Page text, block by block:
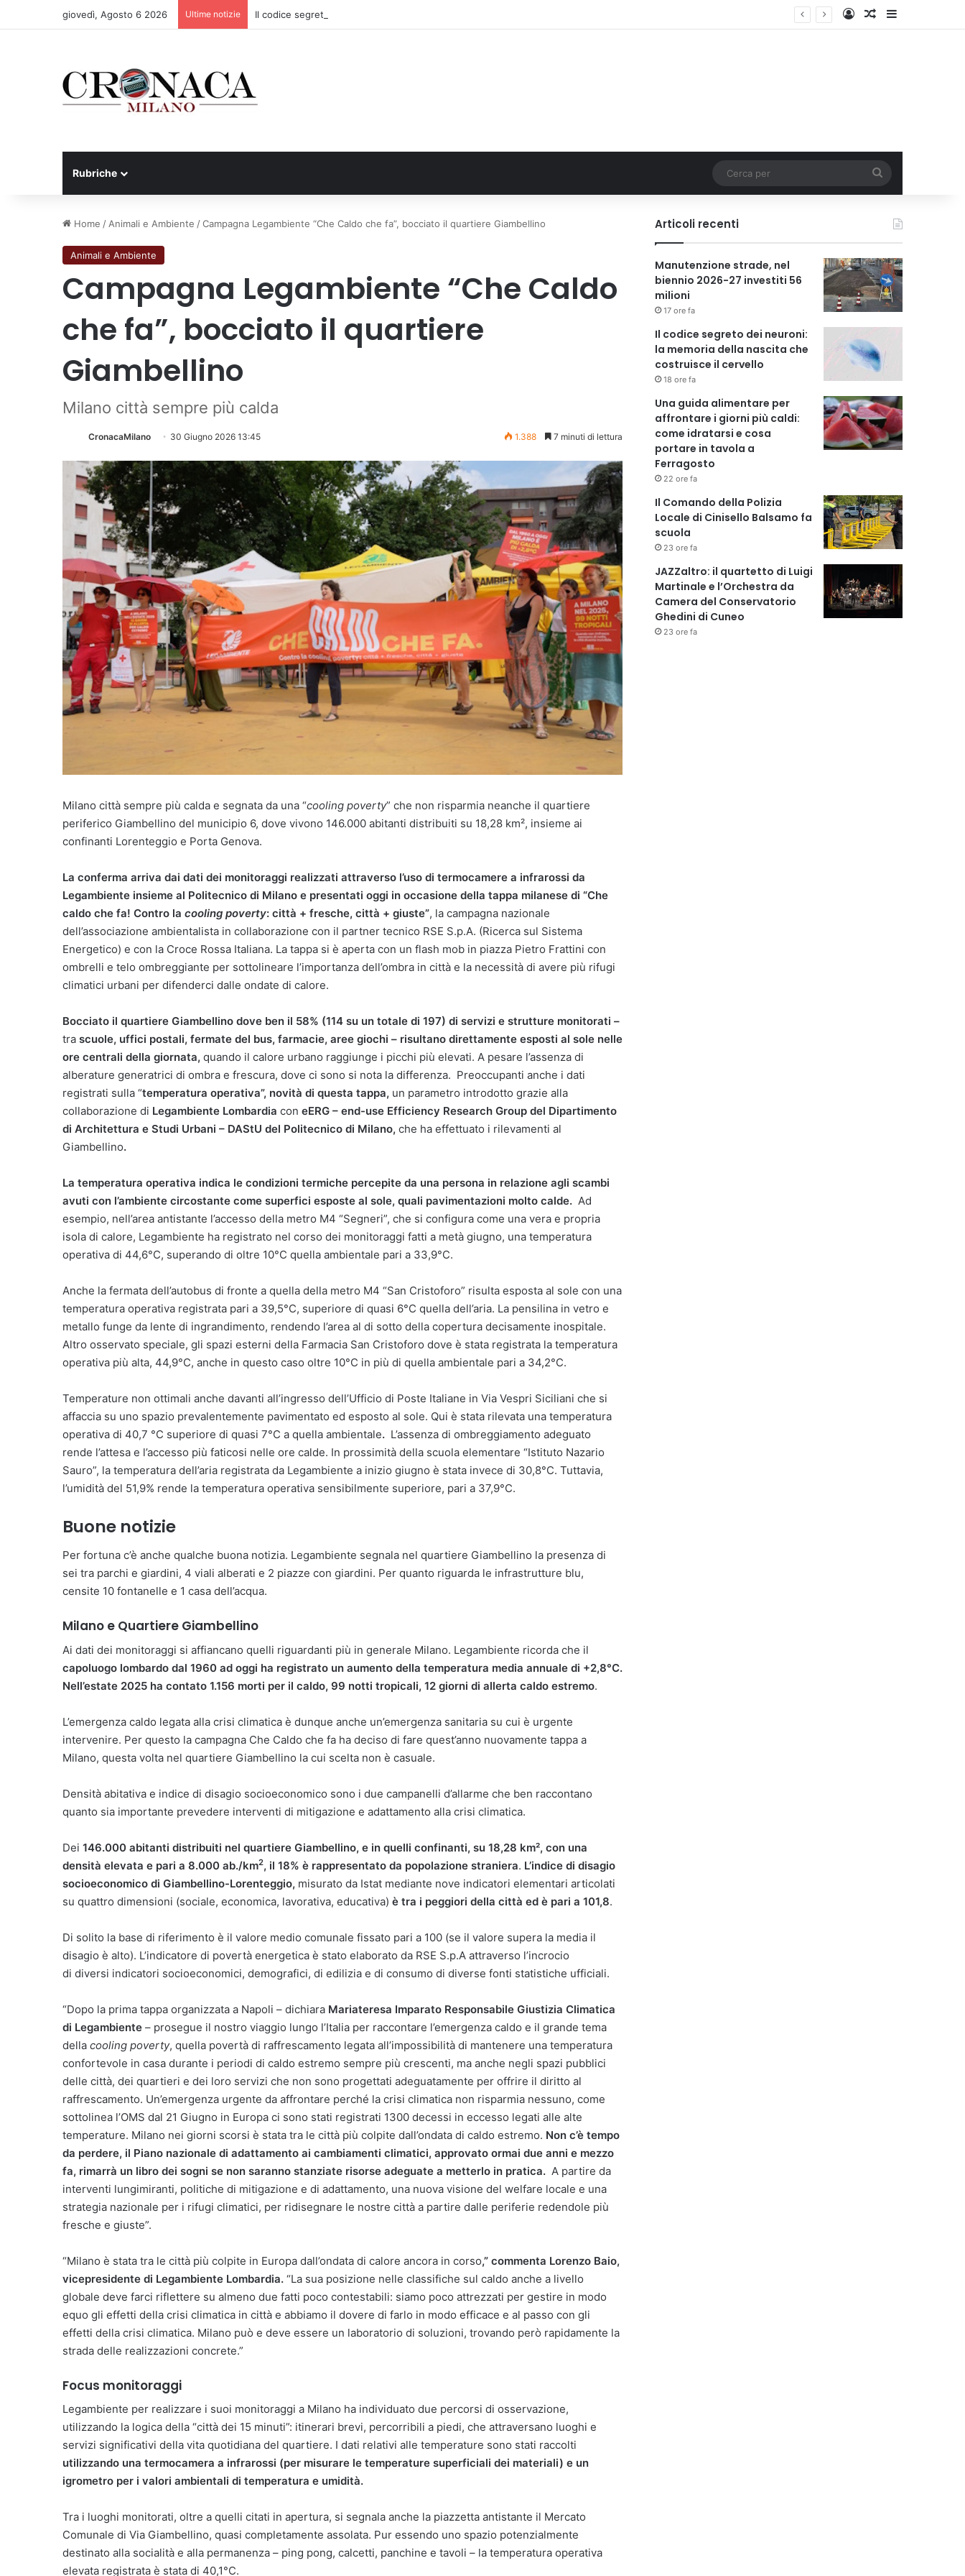
giovedì, Agosto 6 2026 Ultime notizie Il codice segreto dei neuroni: la memoria della nascita che costruisce il cervello AccediUn articolo a
Rubriche
per
Home / Animali e Ambiente /Campagna Legambiente “Che Caldo che fa”, bocciato il quartiere Giambellino
Animali e Ambiente
Campagna Legambiente “Che Caldo
che fa”, bocciato il quartiere
Giambellino
Milano città sempre più calda
CronacaMilano 30 Giugno 2026 13:45 1.388 7 minuti di lettura
Milano città sempre più calda e segnata da una “cooling poverty” che non risparmia neanche il quartiere
periferico Giambellino del municipio 6, dove vivono 146.000 abitanti distribuiti su 18,28 km², insieme ai
confinanti Lorenteggio e Porta Genova.
La conferma arriva dai dati dei monitoraggi realizzati attraverso l’uso di termocamere a infrarossi da
Legambiente insieme al Politecnico di Milano e presentati oggi in occasione della tappa milanese di “Che
caldo che fa! Contro la cooling poverty: città + fresche, città + giuste”, la campagna nazionale
dell’associazione ambientalista in collaborazione con il partner tecnico RSE S.p.A. (Ricerca sul Sistema
Energetico) e con la Croce Rossa Italiana. La tappa si è aperta con un flash mob in piazza Pietro Frattini con
ombrelli e telo ombreggiante per sottolineare l’importanza dell’ombra in città e la necessità di avere più rifugi
climatici urbani per difenderci dalle ondate di calore.
Bocciato il quartiere Giambellino dove ben il 58% (114 su un totale di 197) di servizi e strutture monitorati –
tra scuole, uffici postali, fermate del bus, farmacie, aree giochi – risultano direttamente esposti al sole nelle
ore centrali della giornata, quando il calore urbano raggiunge i picchi più elevati. A pesare l’assenza di
alberature generatrici di ombra e frescura, dove ci sono si nota la differenza. Preoccupanti anche i dati
registrati sulla “temperatura operativa”, novità di questa tappa, un parametro introdotto grazie alla
collaborazione di Legambiente Lombardia con eERG – end-use Efficiency Research Group del Dipartimento
di Architettura e Studi Urbani – DAStU del Politecnico di Milano, che ha effettuato i rilevamenti al
Giambellino.
La temperatura operativa indica le condizioni termiche percepite da una persona in relazione agli scambi
avuti con l’ambiente circostante come superfici esposte al sole, quali pavimentazioni molto calde. Ad
esempio, nell’area antistante l’accesso della metro M4 “Segneri”, che si configura come una vera e propria
isola di calore, Legambiente ha registrato nel corso dei monitoraggi fatti a metà giugno, una temperatura
operativa di 44,6°C, superando di oltre 10°C quella ambientale pari a 33,9°C.
Anche la fermata dell’autobus di fronte a quella della metro M4 “San Cristoforo” risulta esposta al sole con una
temperatura operativa registrata pari a 39,5°C, superiore di quasi 6°C quella dell’aria. La pensilina in vetro e
metallo funge da lente di ingrandimento, rendendo l’area al di sotto della copertura decisamente inospitale.
Altro osservato speciale, gli spazi esterni della Farmacia San Cristoforo dove è stata registrata la temperatura
operativa più alta, 44,9°C, anche in questo caso oltre 10°C in più di quella ambientale pari a 34,2°C.
Temperature non ottimali anche davanti all’ingresso dell’Ufficio di Poste Italiane in Via Vespri Siciliani che si
affaccia su uno spazio prevalentemente pavimentato ed esposto al sole. Qui è stata rilevata una temperatura
operativa di 40,7 °C superiore di quasi 7°C a quella ambientale. L’assenza di ombreggiamento adeguato
rende l’attesa e l’accesso più faticosi nelle ore calde. In prossimità della scuola elementare “Istituto Nazario
Sauro”, la temperatura dell’aria registrata da Legambiente a inizio giugno è stata invece di 30,8°C. Tuttavia,
l’umidità del 51,9% rende la temperatura operativa sensibilmente superiore, pari a 37,9°C.
Buone notizie
Per fortuna c’è anche qualche buona notizia. Legambiente segnala nel quartiere Giambellino la presenza di
sei tra parchi e giardini, 4 viali alberati e 2 piazze con giardini. Per quanto riguarda le infrastrutture blu,
censite 10 fontanelle e 1 casa dell’acqua.
Milano e Quartiere Giambellino
Ai dati dei monitoraggi si affiancano quelli riguardanti più in generale Milano. Legambiente ricorda che il
capoluogo lombardo dal 1960 ad oggi ha registrato un aumento della temperatura media annuale di +2,8°C.
Nell’estate 2025 ha contato 1.156 morti per il caldo, 99 notti tropicali, 12 giorni di allerta caldo estremo.
L’emergenza caldo legata alla crisi climatica è dunque anche un’emergenza sanitaria su cui è urgente
intervenire. Per questo la campagna Che Caldo che fa ha deciso di fare quest’anno nuovamente tappa a
Milano, questa volta nel quartiere Giambellino la cui scelta non è casuale.
Densità abitativa e indice di disagio socioeconomico sono i due campanelli d’allarme che ben raccontano
quanto sia importante prevedere interventi di mitigazione e adattamento alla crisi climatica.
Dei 146.000 abitanti distribuiti nel quartiere Giambellino, e in quelli confinanti, su 18,28 km², con una
densità elevata e pari a 8.000 ab./km2, il 18% è rappresentato da popolazione straniera. L’indice di disagio
socioeconomico di Giambellino-Lorenteggio, misurato da Istat mediante nove indicatori elementari articolati
su quattro dimensioni (sociale, economica, lavorativa, educativa) è tra i peggiori della città ed è pari a 101,8.
Di solito la base di riferimento è il valore medio comunale fissato pari a 100 (se il valore supera la media il
disagio è alto). L’indicatore di povertà energetica è stato elaborato da RSE S.p.A attraverso l’incrocio
di diversi indicatori socioeconomici, demografici, di edilizia e di consumo di diverse fonti statistiche ufficiali.
“Dopo la prima tappa organizzata a Napoli – dichiara Mariateresa Imparato Responsabile Giustizia Climatica
di Legambiente – prosegue il nostro viaggio lungo l’Italia per raccontare l’emergenza caldo e il grande tema
della cooling poverty, quella povertà di raffrescamento legata all’impossibilità di mantenere una temperatura
confortevole in casa durante i periodi di caldo estremo sempre più crescenti, ma anche negli spazi pubblici
delle città, dei quartieri e dei loro servizi che non sono progettati adeguatamente per offrire il diritto al
raffrescamento. Un’emergenza urgente da affrontare perché la crisi climatica non risparmia nessuno, come
sottolinea l’OMS dal 21 Giugno in Europa ci sono stati registrati 1300 decessi in eccesso legati alle alte
temperature. Milano nei giorni scorsi è stata tra le città più colpite dall’ondata di caldo estremo. Non c’è tempo
da perdere, il Piano nazionale di adattamento ai cambiamenti climatici, approvato ormai due anni e mezzo
fa, rimarrà un libro dei sogni se non saranno stanziate risorse adeguate a metterlo in pratica. A partire da
interventi lungimiranti, politiche di mitigazione e di adattamento, una nuova visione del welfare locale e una
strategia nazionale per i rifugi climatici, per ridisegnare le nostre città a partire dalle periferie redendole più
fresche e giuste”.
“Milano è stata tra le città più colpite in Europa dall’ondata di calore ancora in corso,” commenta Lorenzo Baio,
vicepresidente di Legambiente Lombardia. “La sua posizione nelle classifiche sul caldo anche a livello
globale deve farci riflettere su almeno due fatti poco contestabili: siamo poco attrezzati per gestire in modo
equo gli effetti della crisi climatica in città e abbiamo il dovere di farlo in modo efficace e al passo con gli
effetti della crisi climatica. Milano può e deve essere un laboratorio di soluzioni, trovando però rapidamente la
strada delle realizzazioni concrete.”
Focus monitoraggi
Legambiente per realizzare i suoi monitoraggi a Milano ha individuato due percorsi di osservazione,
utilizzando la logica della “città dei 15 minuti”: itinerari brevi, percorribili a piedi, che attraversano luoghi e
servizi significativi della vita quotidiana del quartiere. I dati relativi alle temperature sono stati raccolti
utilizzando una termocamera a infrarossi (per misurare le temperature superficiali dei materiali) e un
igrometro per i valori ambientali di temperatura e umidità.
Tra i luoghi monitorati, oltre a quelli citati in apertura, si segnala anche la piazzetta antistante il Mercato
Comunale di Via Giambellino, quasi completamente assolata. Pur essendo uno spazio potenzialmente
destinato alla socialità e alla permanenza – ping pong, calcetti, panchine e tavoli – la temperatura operativa
elevata registrata è stata di 40,1°C.
Articoli recenti
Manutenzione strade, nel
biennio 2026-27 investiti 56
milioni
17 ore fa
Il codice segreto dei neuroni:
la memoria della nascita che
costruisce il cervello
18 ore fa
Una guida alimentare per
affrontare i giorni più caldi:
come idratarsi e cosa
portare in tavola a
Ferragosto
22 ore fa
Il Comando della Polizia
Locale di Cinisello Balsamo fa
scuola
23 ore fa
JAZZaltro: il quartetto di Luigi
Martinale e l’Orchestra da
Camera del Conservatorio
Ghedini di Cuneo
23 ore fa